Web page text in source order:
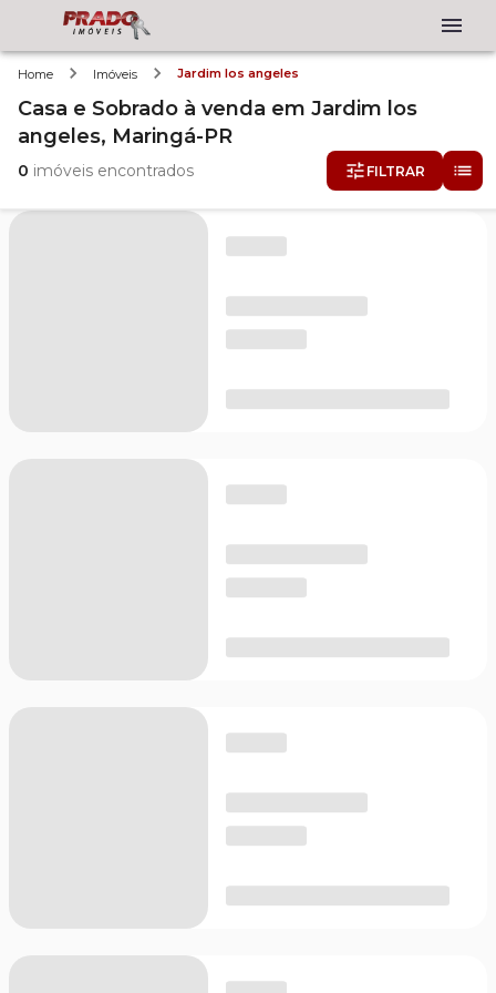
Home Imóveis Jardim los angeles
Casa e Sobrado à venda em Jardim los
angeles, Maringá-PR
0 imóveis encontrados FILTRAR